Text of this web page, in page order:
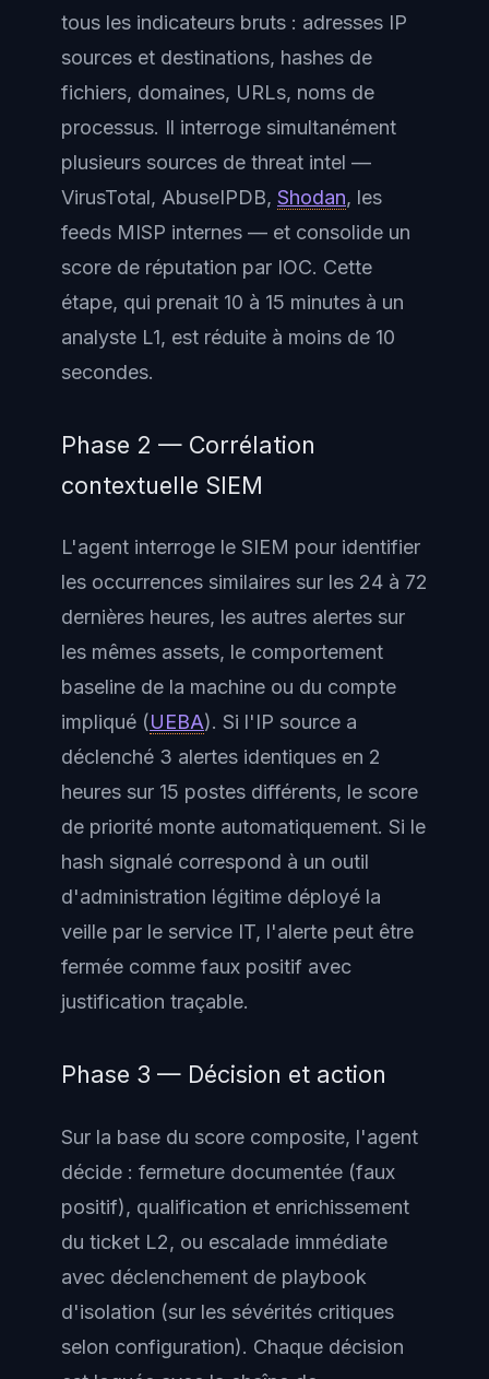
tous les indicateurs bruts : adresses IP
sources et destinations, hashes de
fichiers, domaines, URLs, noms de
processus. Il interroge simultanément
plusieurs sources de threat intel —
VirusTotal, AbuseIPDB, Shodan, les
feeds MISP internes — et consolide un
score de réputation par IOC. Cette
étape, qui prenait 10 à 15 minutes à un
analyste L1, est réduite à moins de 10
secondes.
Phase 2 — Corrélation
contextuelle SIEM
L'agent interroge le SIEM pour identifier
les occurrences similaires sur les 24 à 72
dernières heures, les autres alertes sur
les mêmes assets, le comportement
baseline de la machine ou du compte
impliqué (UEBA). Si l'IP source a
déclenché 3 alertes identiques en 2
heures sur 15 postes différents, le score
de priorité monte automatiquement. Si le
hash signalé correspond à un outil
d'administration légitime déployé la
veille par le service IT, l'alerte peut être
fermée comme faux positif avec
justification traçable.
Phase 3 — Décision et action
Sur la base du score composite, l'agent
décide : fermeture documentée (faux
positif), qualification et enrichissement
du ticket L2, ou escalade immédiate
avec déclenchement de playbook
d'isolation (sur les sévérités critiques
selon configuration). Chaque décision